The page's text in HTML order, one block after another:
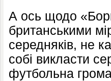
А ось щодо
британськими
середняків, не
собі викласти
футбольна